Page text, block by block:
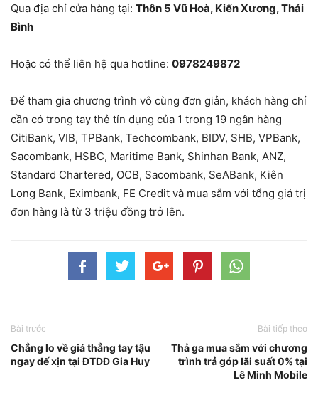
Qua địa chỉ cửa hàng tại: Thôn 5 Vũ Hoà, Kiến Xương, Thái
Bình
Hoặc có thể liên hệ qua hotline: 0978249872
Để tham gia chương trình vô cùng đơn giản, khách hàng chỉ
cần có trong tay thẻ tín dụng của 1 trong 19 ngân hàng
CitiBank, VIB, TPBank, Techcombank, BIDV, SHB, VPBank,
Sacombank, HSBC, Maritime Bank, Shinhan Bank, ANZ,
Standard Chartered, OCB, Sacombank, SeABank, Kiên
Long Bank, Eximbank, FE Credit và mua sắm với tổng giá trị
đơn hàng là từ 3 triệu đồng trở lên.
Bài trước
Chẳng lo về giá thẳng tay tậu
ngay dế xịn tại ĐTDĐ Gia Huy
Bài tiếp theo
Thả ga mua sắm với chương
trình trả góp lãi suất 0% tại
Lê Minh Mobile